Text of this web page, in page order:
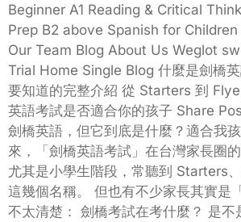
Beginner A1 Reading & Critical
Prep B2 above Spanish for
Our Team Blog About Us Weglot
Trial Home Single Blog 什麼是劍橋
要知道的完整介紹 從 Starters 到
英語考試是否適合你的孩子 Share
劍橋英語，但它到底是什麼？適合我
來，「劍橋英語考試」在台灣家長圈
尤其是小學生階段，常聽到 Starters
這幾個名稱。 但也有不少家長其實是
不太清楚： 劍橋考試在考什麼？ 是不